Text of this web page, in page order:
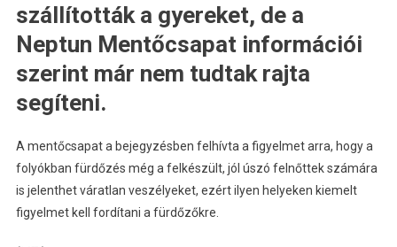
szállították a gyereket, de a
Neptun Mentőcsapat információi
szerint már nem tudtak rajta
segíteni.
A mentőcsapat a bejegyzésben felhívta a figyelmet arra, hogy a
folyókban fürdőzés még a felkészült, jól úszó felnőttek számára
is jelenthet váratlan veszélyeket, ezért ilyen helyeken kiemelt
figyelmet kell fordítani a fürdőzőkre.